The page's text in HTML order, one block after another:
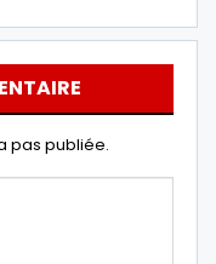
pas publiée.